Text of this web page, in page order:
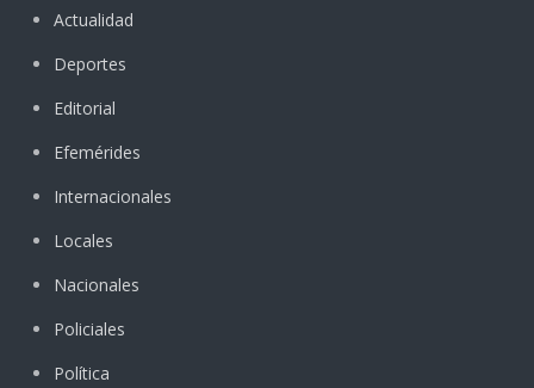
Actualidad
Deportes
Editorial
Efemérides
Internacionales
Locales
Nacionales
Policiales
Política